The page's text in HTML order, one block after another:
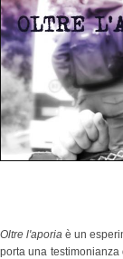
Oltre l'aporia è un
porta una testimonianza